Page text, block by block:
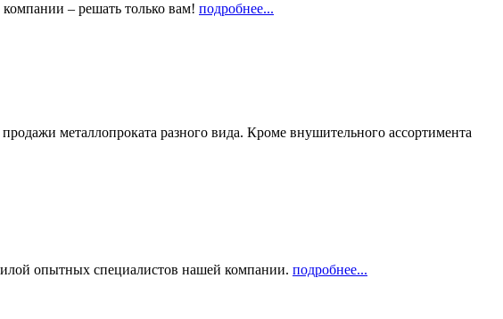
– решать только вам! подробнее...
металлопроката разного вида. Кроме внушительного ассортимента
опытных специалистов нашей компании. подробнее...